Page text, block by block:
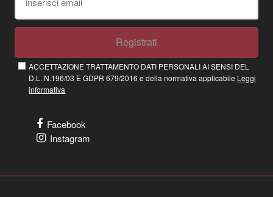
Registrati
ACCETTAZIONE TRATTAMENTO DATI PERSONALI AI SENSI DEL
D.L. N.196/03 E GDPR 679/2016 e della normativa applicabile Leggi
informativa
Facebook
Instagram